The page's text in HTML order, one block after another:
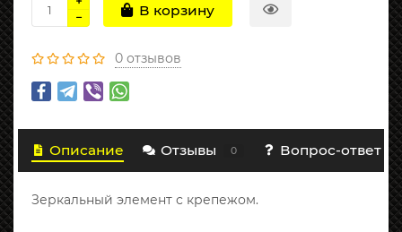
В корзину
0 отзывов
Описание Отзывы 0 Вопрос-ответ 0
Зеркальный элемент с крепежом.